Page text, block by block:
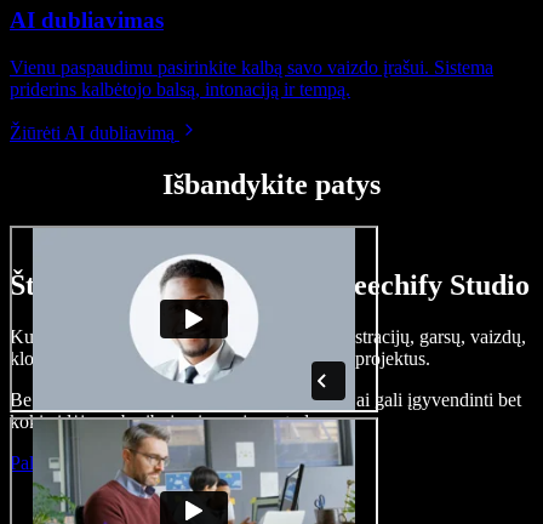
AI dubliavimas
Vienu paspaudimu pasirinkite kalbą savo vaizdo įrašui. Sistema
priderins kalbėtojo balsą, intonaciją ir tempą.
Žiūrėti AI dubliavimą
Išbandykite patys
Štai ką galite nuveikti su Speechify Studio
Kurkite įgarsinimus, pridėkite nemokamų iliustracijų, garsų, vaizdų,
klonuokite balsą – kurkite pilnus, įspūdingus projektus.
Be jokių mokymų ir viskas naršyklėje – kūrėjai gali įgyvendinti bet
kokią idėją, neberibojami senųjų metodų.
Paleisti studiją